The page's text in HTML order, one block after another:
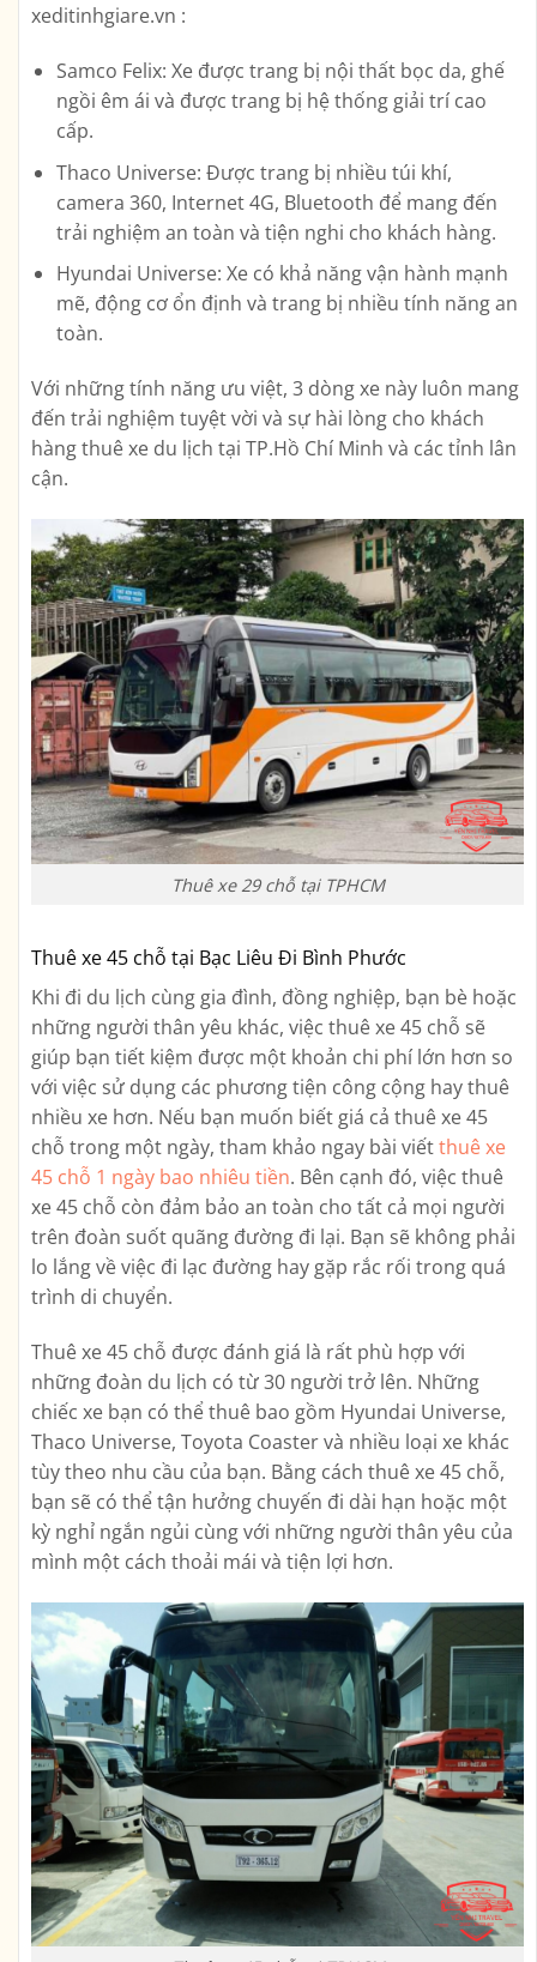
xeditinhgiare.vn :
Samco Felix: Xe được trang bị nội thất bọc da, ghế
ngồi êm ái và được trang bị hệ thống giải trí cao
cấp.
Thaco Universe: Được trang bị nhiều túi khí,
camera 360, Internet 4G, Bluetooth để mang đến
trải nghiệm an toàn và tiện nghi cho khách hàng.
Hyundai Universe: Xe có khả năng vận hành mạnh
mẽ, động cơ ổn định và trang bị nhiều tính năng an
toàn.
Với những tính năng ưu việt, 3 dòng xe này luôn mang
đến trải nghiệm tuyệt vời và sự hài lòng cho khách
hàng thuê xe du lịch tại TP.Hồ Chí Minh và các tỉnh lân
cận.
Thuê xe 29 chỗ tại TPHCM
Thuê xe 45 chỗ tại Bạc Liêu Đi Bình Phước
Khi đi du lịch cùng gia đình, đồng nghiệp, bạn bè hoặc
những người thân yêu khác, việc thuê xe 45 chỗ sẽ
giúp bạn tiết kiệm được một khoản chi phí lớn hơn so
với việc sử dụng các phương tiện công cộng hay thuê
nhiều xe hơn. Nếu bạn muốn biết giá cả thuê xe 45
chỗ trong một ngày, tham khảo ngay bài viếtthuê xe
45 chỗ 1 ngày bao nhiêu tiền. Bên cạnh đó, việc thuê
xe 45 chỗ còn đảm bảo an toàn cho tất cả mọi người
trên đoàn suốt quãng đường đi lại. Bạn sẽ không phải
lo lắng về việc đi lạc đường hay gặp rắc rối trong quá
trình di chuyển.
Thuê xe 45 chỗ được đánh giá là rất phù hợp với
những đoàn du lịch có từ 30 người trở lên. Những
chiếc xe bạn có thể thuê bao gồm Hyundai Universe,
Thaco Universe, Toyota Coaster và nhiều loại xe khác
tùy theo nhu cầu của bạn. Bằng cách thuê xe 45 chỗ,
bạn sẽ có thể tận hưởng chuyến đi dài hạn hoặc một
kỳ nghỉ ngắn ngủi cùng với những người thân yêu của
mình một cách thoải mái và tiện lợi hơn.